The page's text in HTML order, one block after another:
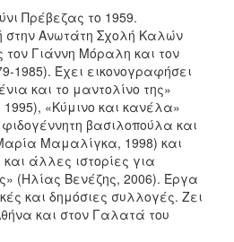
Πρέβεζας το 1959.
Ανωτάτη Σχολή Καλών
Γιάννη Μόραλη και τον
1985). Έχει εικονογραφήσει
και το μαντολίνο της»
«Κύμινο και κανέλα»
βασιλοπούλα και
Μαμαλίγκα, 1998) και
και άλλες ιστορίες για
(Ηλίας Βενέζης, 2006). Έργα
και δημόσιες συλλογές. Ζει
και στον Γαλατά του